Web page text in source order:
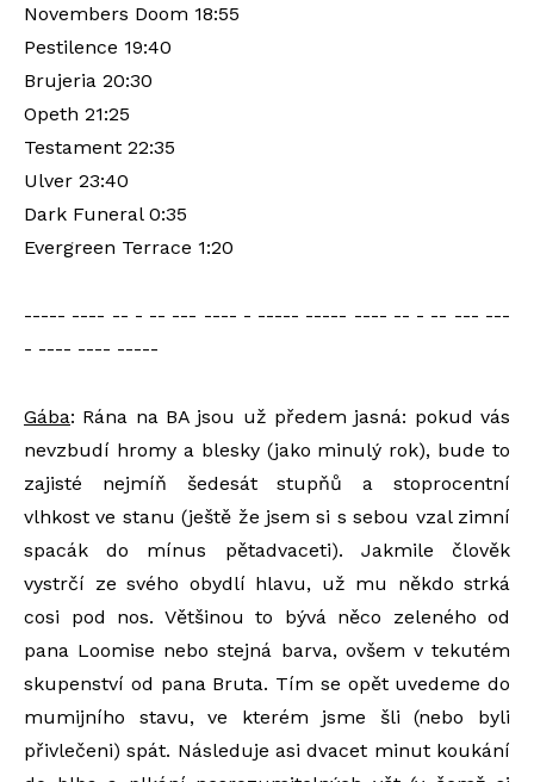
Novembers Doom 18:55
Pestilence 19:40
Brujeria 20:30
Opeth 21:25
Testament 22:35
Ulver 23:40
Dark Funeral 0:35
Evergreen Terrace 1:20
----- ---- -- - -- --- ---- - ----- ----- ---- -- - -- --- ---
- ---- ---- -----
Gába: Rána na BA jsou už předem jasná: pokud vás
nevzbudí hromy a blesky (jako minulý rok), bude to
zajisté nejmíň šedesát stupňů a stoprocentní
vlhkost ve stanu (ještě že jsem si s sebou vzal zimní
spacák do mínus pětadvaceti). Jakmile člověk
vystrčí ze svého obydlí hlavu, už mu někdo strká
cosi pod nos. Většinou to bývá něco zeleného od
pana Loomise nebo stejná barva, ovšem v tekutém
skupenství od pana Bruta. Tím se opět uvedeme do
mumijního stavu, ve kterém jsme šli (nebo byli
přivlečeni) spát. Následuje asi dvacet minut koukání